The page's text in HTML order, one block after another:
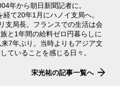
年から朝日新聞記者に。
て20年1月にハノイ支局へ。
支局長。フランスでの生活は会
と1年間の給料ゼロ円暮らしに
7年ぶり。当時よりもアジア文
ていることを感じる日々。
宋光祐の記事一覧へ